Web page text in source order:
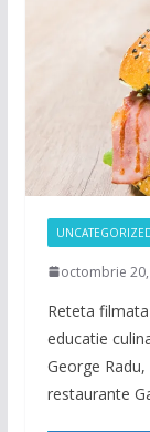
octombrie
Reteta
educatie
George
restaurante